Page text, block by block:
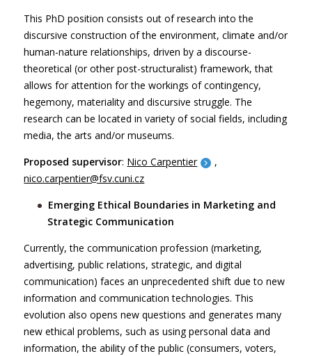
This PhD position consists out of research into the
discursive construction of the environment, climate and/or
human-nature relationships, driven by a discourse-
theoretical (or other post-structuralist) framework, that
allows for attention for the workings of contingency,
hegemony, materiality and discursive struggle. The
research can be located in variety of social fields, including
media, the arts and/or museums.
Proposed supervisor: Nico Carpentier
,
nico.carpentier@fsv.cuni.cz
Emerging Ethical Boundaries in Marketing and
Strategic Communication
Currently, the communication profession (marketing,
advertising, public relations, strategic, and digital
communication) faces an unprecedented shift due to new
information and communication technologies. This
evolution also opens new questions and generates many
new ethical problems, such as using personal data and
information, the ability of the public (consumers, voters,